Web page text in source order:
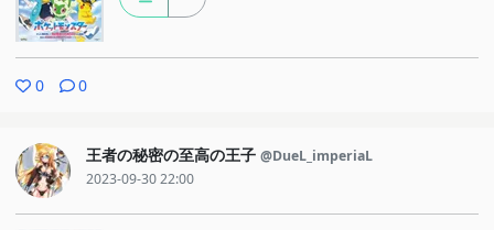
0 0
王者の秘密の至高の王子 @DueL_imperiaL
2023-09-30 22:00